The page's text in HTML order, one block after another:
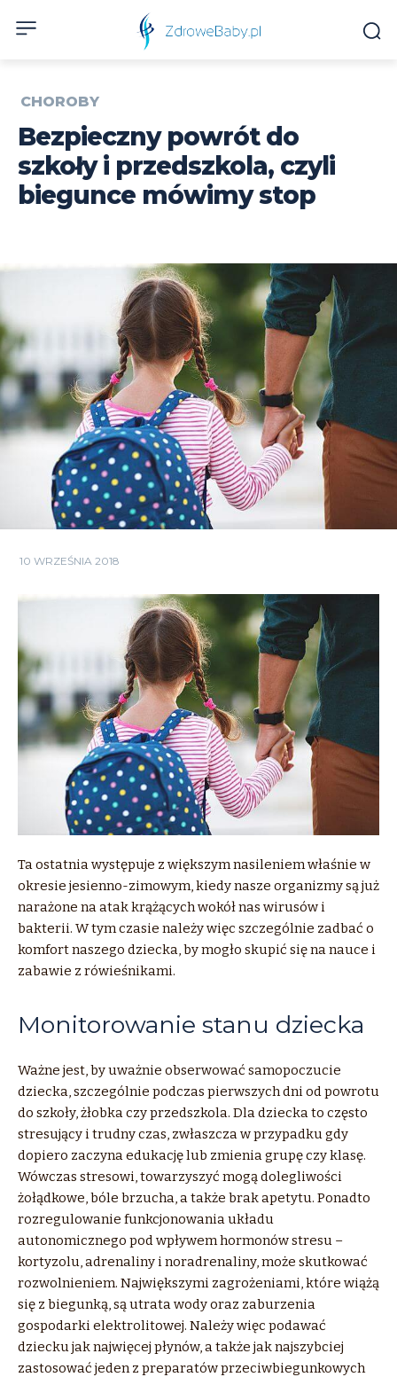
CHOROBY
Bezpieczny powrót do
szkoły i przedszkola, czyli
biegunce mówimy stop
10 WRZEŚNIA 2018
Ta ostatnia występuje z większym nasileniem właśnie w
okresie jesienno-zimowym, kiedy nasze organizmy są już
narażone na atak krążących wokół nas wirusów i
bakterii. W tym czasie należy więc szczególnie zadbać o
komfort naszego dziecka, by mogło skupić się na nauce i
zabawie z rówieśnikami.
Monitorowanie stanu dziecka
Ważne jest, by uważnie obserwować samopoczucie
dziecka, szczególnie podczas pierwszych dni od powrotu
do szkoły, żłobka czy przedszkola. Dla dziecka to często
stresujący i trudny czas, zwłaszcza w przypadku gdy
dopiero zaczyna edukację lub zmienia grupę czy klasę.
Wówczas stresowi, towarzyszyć mogą dolegliwości
żołądkowe, bóle brzucha, a także brak apetytu. Ponadto
rozregulowanie funkcjonowania układu
autonomicznego pod wpływem hormonów stresu –
kortyzolu, adrenaliny i noradrenaliny, może skutkować
rozwolnieniem. Największymi zagrożeniami, które wiążą
się z biegunką, są utrata wody oraz zaburzenia
gospodarki elektrolitowej. Należy więc podawać
dziecku jak najwięcej płynów, a także jak najszybciej
zastosować jeden z preparatów przeciwbiegunkowych